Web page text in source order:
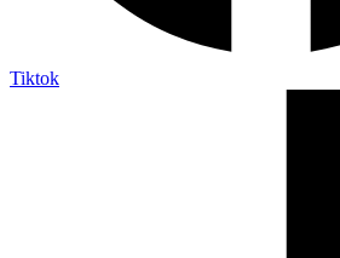
Tiktok